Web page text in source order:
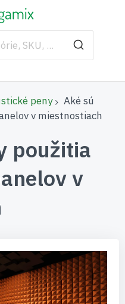
peny
Aké sú
v miestnostiach
použitia
v